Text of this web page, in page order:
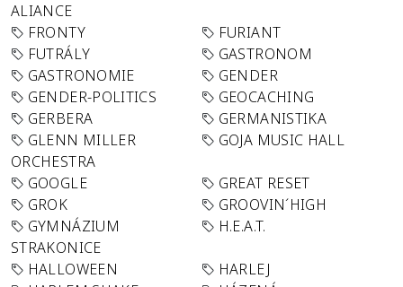
ALIANCE
FRONTY
FURIANT
FUTRÁLY
GASTRONOM
GASTRONOMIE
GENDER
GENDER-POLITICS
GEOCACHING
GERBERA
GERMANISTIKA
GLENN MILLER
ORCHESTRA
GOJA MUSIC HALL
GOOGLE
GREAT RESET
GROK
GROOVIN´HIGH
GYMNÁZIUM
STRAKONICE
H.E.A.T.
HALLOWEEN
HARLEJ